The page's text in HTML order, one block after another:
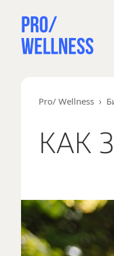
Pro/ Wellness
КАК